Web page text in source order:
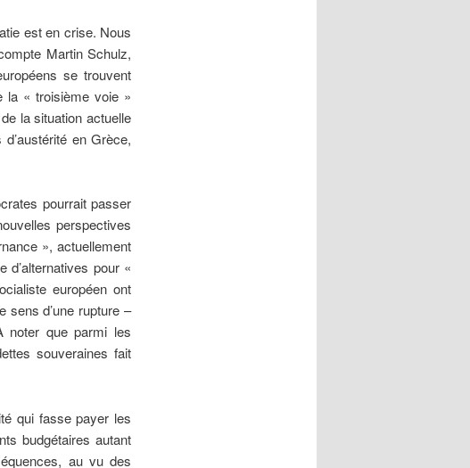
est en crise. Nous
Martin Schulz,
se trouvent
la « troisième voie »
la situation actuelle
en Grèce,
pourrait passer
perspectives
», actuellement
d’alternatives pour «
européen ont
sens d’une rupture –
noter que parmi les
souveraines fait
qui fasse payer les
budgétaires autant
au vu des